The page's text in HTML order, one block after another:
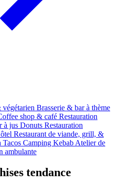
végétarien Brasserie & bar à thème
shop & café Restauration
à jus Donuts Restauration
Restaurant de viande, grill, &
Tacos Camping Kebab Atelier de
ambulante
tendance